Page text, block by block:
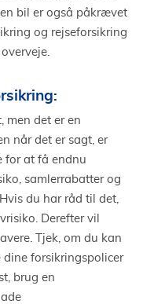
bil er også påkrævet
og rejseforsikring
men det er en
når det er sagt, er
for at få endnu
samlerrabatter og
du har råd til det,
Derefter vil
Tjek, om du kan
forsikringspolicer
brug en